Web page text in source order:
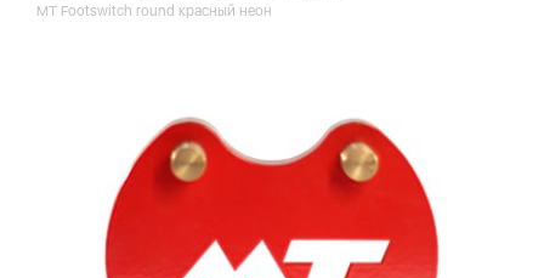
MT Footswitch round красный неон